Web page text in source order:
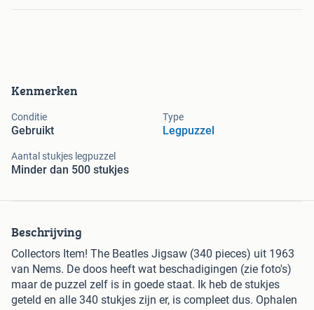
Kenmerken
Conditie
Gebruikt
Type
Legpuzzel
Aantal stukjes legpuzzel
Minder dan 500 stukjes
Beschrijving
Collectors Item! The Beatles Jigsaw (340 pieces) uit 1963
van Nems. De doos heeft wat beschadigingen (zie foto's)
maar de puzzel zelf is in goede staat. Ik heb de stukjes
geteld en alle 340 stukjes zijn er, is compleet dus. Ophalen